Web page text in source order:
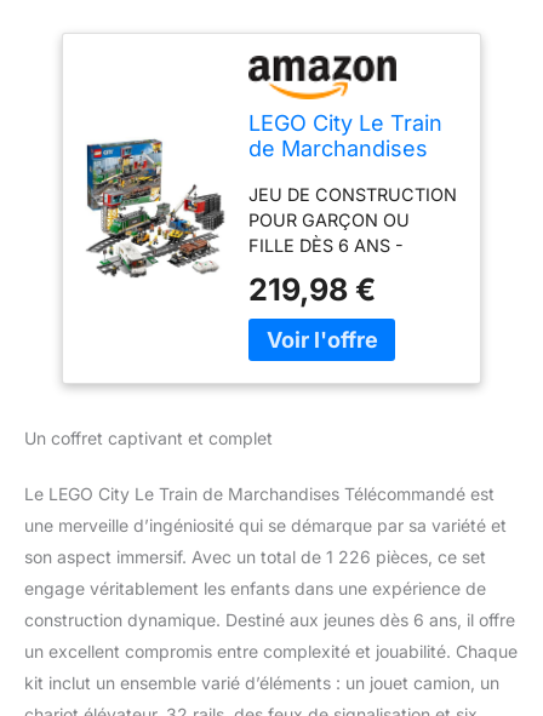
LEGO City Le Train
de Marchandises
Inclut Jouet
Camion, Chariot
Élévateur, 32 Rails,
Feux de
Signalisation & 6
Minifigurines -
Cadeau Original
pour Garçon ou Fille
JEU DE CONSTRUCTION
POUR GARÇON OU
FILLE DÈS 6 ANS -
jouet motorisé avec 4
wagons et un centre de
contrôle, un véhicule
train LEGO City motorisé
télécommande Bluetooth
10 vitesses ; il comprend
un pantographe sur le
cabine conducteur avec
tableau de bord JEU
INTERACTIF - Ce set
LEGO comprend un
centre de contrôle avec
219,98 €
Un coffret captivant et complet
Le LEGO City Le Train de Marchandises Télécommandé est
une merveille d’ingéniosité qui se démarque par sa variété et
son aspect immersif. Avec un total de 1 226 pièces, ce set
engage véritablement les enfants dans une expérience de
construction dynamique. Destiné aux jeunes dès 6 ans, il offre
un excellent compromis entre complexité et jouabilité. Chaque
kit inclut un ensemble varié d’éléments : un jouet camion, un